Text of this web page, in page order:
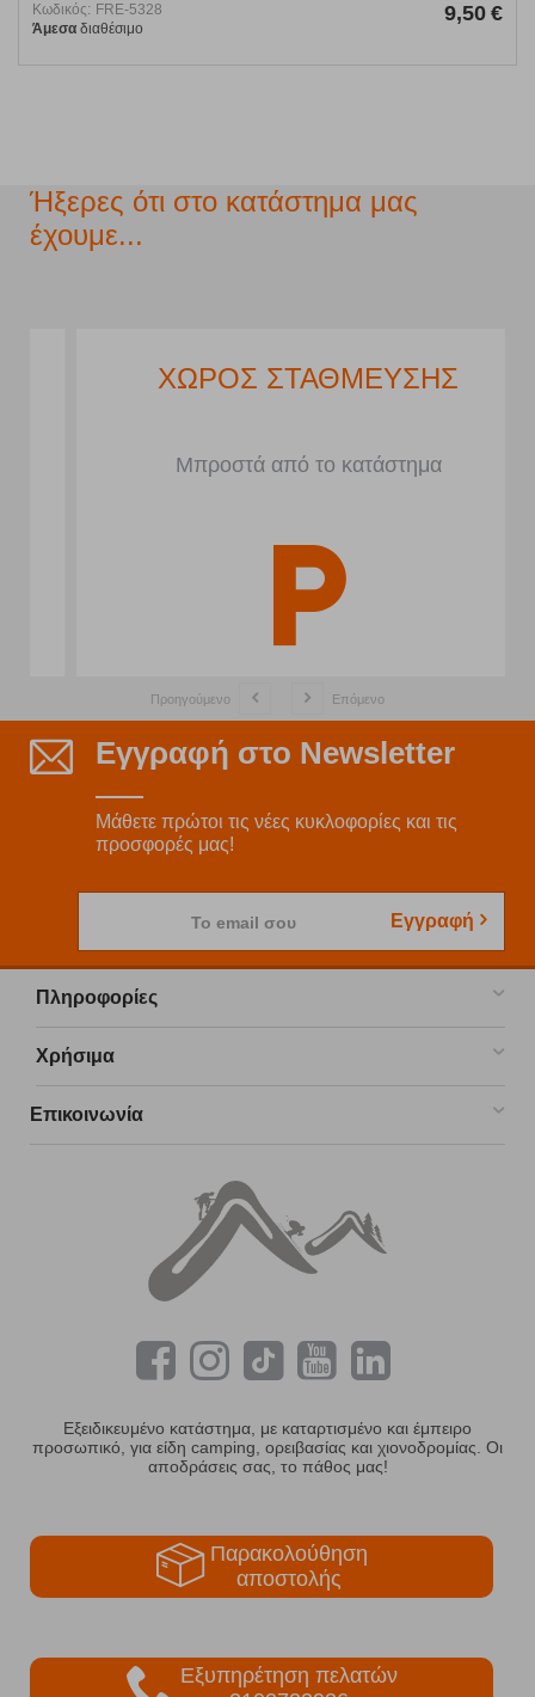
Κωδικός: FRE-5328
Άμεσα διαθέσιμο
9,50 €
Ήξερες ότι στο κατάστημα μας
έχουμε...
ΧΩΡΟΣ ΣΤΑΘΜΕΥΣΗΣ
Μπροστά από το κατάστημα
Προηγούμενο Επόμενο
Εγγραφή στο Newsletter
Μάθετε πρώτοι τις νέες κυκλοφορίες και τις
προσφορές μας!
Το email σου Εγγραφή
Πληροφορίες
Χρήσιμα
Επικοινωνία
Εξειδικευμένο κατάστημα, με καταρτισμένο και έμπειρο
προσωπικό, για είδη camping, ορειβασίας και χιονοδρομίας. Οι
αποδράσεις σας, το πάθος μας!
Παρακολούθηση
αποστολής
Εξυπηρέτηση πελατών